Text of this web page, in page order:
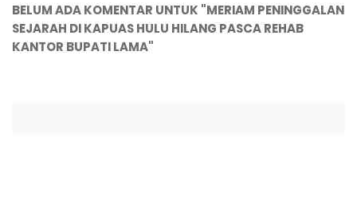
BELUM ADA KOMENTAR UNTUK "MERIAM PENINGGALAN
SEJARAH DI KAPUAS HULU HILANG PASCA REHAB
KANTOR BUPATI LAMA"